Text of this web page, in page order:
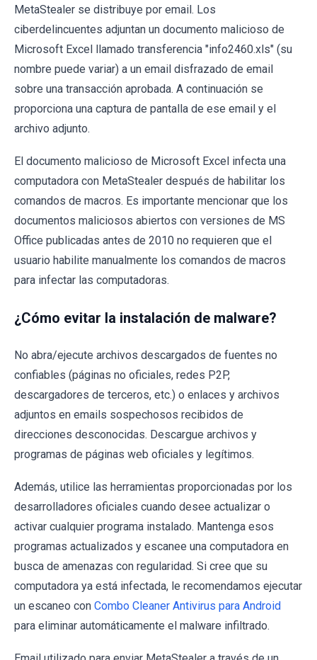
MetaStealer se distribuye por email. Los
ciberdelincuentes adjuntan un documento malicioso de
Microsoft Excel llamado transferencia "info2460.xls" (su
nombre puede variar) a un email disfrazado de email
sobre una transacción aprobada. A continuación se
proporciona una captura de pantalla de ese email y el
archivo adjunto.
El documento malicioso de Microsoft Excel infecta una
computadora con MetaStealer después de habilitar los
comandos de macros. Es importante mencionar que los
documentos maliciosos abiertos con versiones de MS
Office publicadas antes de 2010 no requieren que el
usuario habilite manualmente los comandos de macros
para infectar las computadoras.
¿Cómo evitar la instalación de malware?
No abra/ejecute archivos descargados de fuentes no
confiables (páginas no oficiales, redes P2P,
descargadores de terceros, etc.) o enlaces y archivos
adjuntos en emails sospechosos recibidos de
direcciones desconocidas. Descargue archivos y
programas de páginas web oficiales y legítimos.
Además, utilice las herramientas proporcionadas por los
desarrolladores oficiales cuando desee actualizar o
activar cualquier programa instalado. Mantenga esos
programas actualizados y escanee una computadora en
busca de amenazas con regularidad. Si cree que su
computadora ya está infectada, le recomendamos ejecutar
un escaneo con Combo Cleaner Antivirus para Android
para eliminar automáticamente el malware infiltrado.